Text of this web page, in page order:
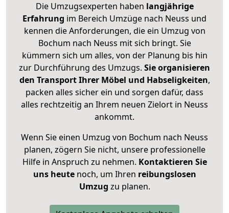
Die Umzugsexperten haben langjährige
Erfahrung im Bereich Umzüge nach Neuss und
kennen die Anforderungen, die ein Umzug von
Bochum nach Neuss mit sich bringt. Sie
kümmern sich um alles, von der Planung bis hin
zur Durchführung des Umzugs. Sie organisieren
den Transport Ihrer Möbel und Habseligkeiten,
packen alles sicher ein und sorgen dafür, dass
alles rechtzeitig an Ihrem neuen Zielort in Neuss
ankommt.
Wenn Sie einen Umzug von Bochum nach Neuss
planen, zögern Sie nicht, unsere professionelle
Hilfe in Anspruch zu nehmen. Kontaktieren Sie
uns heutenoch, um Ihren reibungslosen
Umzug zu planen.